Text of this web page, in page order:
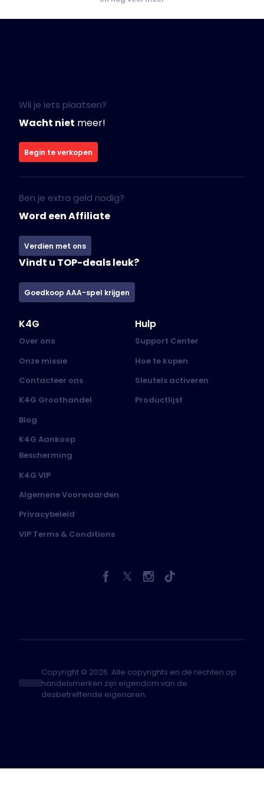
Wil je iets plaatsen?
Wacht niet meer!
Begin te verkopen
Ben je extra geld nodig?
Word een Affiliate
Verdien met ons
Vindt u TOP-deals leuk?
Goedkoop AAA-spel krijgen
K4G
Over ons
Onze missie
Contacteer ons
K4G Groothandel
Blog
K4G Aankoop
Bescherming
K4G VIP
Algemene Voorwaarden
Privacybeleid
VIP Terms & Conditions
Hulp
Support Center
Hoe te kopen
Sleutels activeren
Productlijst
Copyright © 2026. Alle copyrights en de rechten op
handelsmerken zijn eigendom van de
desbetreffende eigenaren.